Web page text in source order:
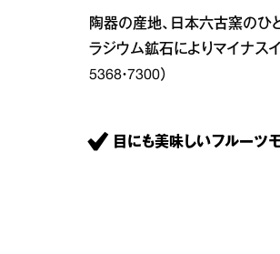
陶器の産地、日本六古窯のひ
ラジウム鉱石によりマイナス
5368・7300）
目にも美味しいフルーツ